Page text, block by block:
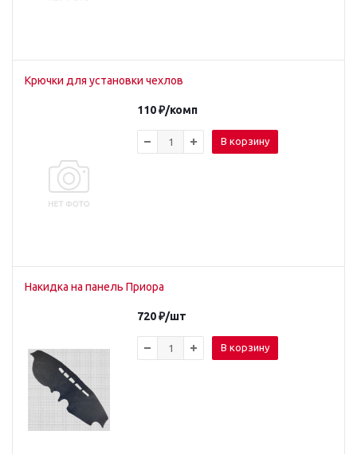
Крючки для установки чехлов
110₽/комп
В корзину
Накидка на панель Приора
720₽/шт
В корзину